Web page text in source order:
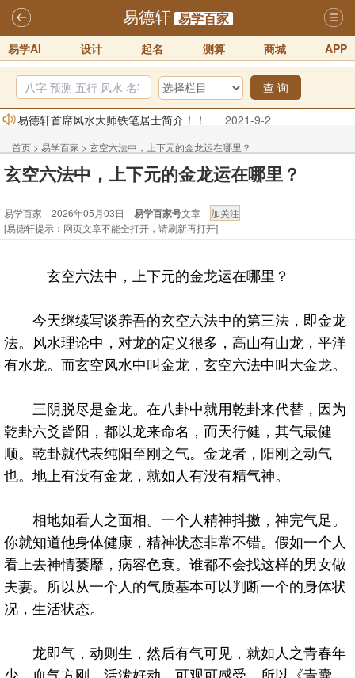
易德轩 易学百家
易学AI 设计 起名 测算 商城 APP
查 询
易德轩首席风水大师铁笔居士简介！！
2021-9-2
易德轩通告：本网站易德轩商标及LOGO注册声明
易德轩易学ai，ai批八字紫微命理相学，ai智能体客服系统开通，欢迎
易德轩网重构及升能完成，欢迎大家来体验新程序及感觉！！
2025-07-01
订！！
2025-10-01
2026丙午年铁笔居士精批年运说明
2025-10-12
首页 > 易学百家 > 玄空六法中，上下元的金龙运在哪里？
玄空六法中，上下元的金龙运在哪里？
易学百家 2026年05月03日 易学百家号文章
[易德轩提示：网页文章不能全打开，请刷新再打开]
玄空六法中，上下元的金龙运在哪里？
今天继续写谈养吾的玄空六法中的第三法，即金龙
法。风水理论中，对龙的定义很多，高山有山龙，平洋
有水龙。而玄空风水中叫金龙，玄空六法中叫大金龙。
三阴脱尽是金龙。在八卦中就用乾卦来代替，因为
乾卦六爻皆阳，都以龙来命名，而天行健，其气最健
顺。乾卦就代表纯阳至刚之气。金龙者，阳刚之动气
也。地上有没有金龙，就如人有没有精气神。
相地如看人之面相。一个人精神抖擞，神完气足。
你就知道他身体健康，精神状态非常不错。假如一个人
看上去神情萎靡，病容色衰。谁都不会找这样的男女做
夫妻。所以从一个人的气质基本可以判断一个的身体状
况，生活状态。
龙即气，动则生，然后有气可见，就如人之青春年